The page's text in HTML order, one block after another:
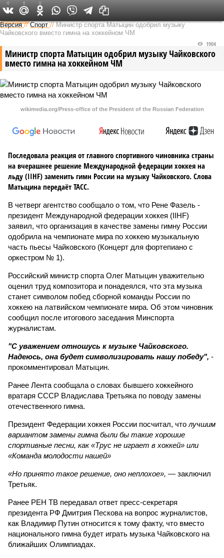
Федеральный выпуск
Версия //Спорт //Министр спорта Матыцин одобрил музыку
Чайковского вместо гимна на хоккейном ЧМ
Министр спорта Матыцин одобрил музыку Чайковского
вместо гимна на хоккейном ЧМ
1904
wikimedia.org/Press-office of the President of the Russian Federation
Последовала реакция от главного спортивного чиновника страны
на вчерашнее решение Международной федерации хоккея на
льду (IIHF) заменить гимн России на музыку Чайковского. Слова
Матыцина передаёт ТАСС.
В четверг агентство сообщало о том, что Рене Фазель -
президент Международной федерации хоккея (IIHF)
заявил, что организация в качестве замены гимну России
одобрила на чемпионате мира по хоккею музыкальную
часть пьесы Чайковского (Концерт для фортепиано с
оркестром № 1).
Российский министр спорта Олег Матыцин уважительно
оценил труд композитора и понадеялся, что эта музыка
станет символом побед сборной команды России по
хоккею на латвийском чемпионате мира. Об этом чиновник
сообщил после итогового заседания Минспорта
журналистам.
"С уважением отношусь к музыке Чайковского.
Надеюсь, она будет символизировать нашу победу", -
прокомментировал Матыцин.
Ранее Лента сообщала о словах бывшего хоккейного
вратаря СССР Владислава Третьяка по поводу замены
отечественного гимна.
Президент Федерации хоккея России посчитал, что лучшим
вариантом замены гимна были бы такие хорошие
спортивные песни, как «Трус не играет в хоккей» или
«Команда молодости нашей»
«Но принято такое решение, оно неплохое», — заключил
Третьяк.
Ранее РЕН ТВ передавал ответ пресс-секретаря
президента РФ Дмитрия Пескова на вопрос журналистов,
как Владимир Путин относится к тому факту, что вместо
национального гимна будет играть музыка Чайковского на
ближайших Олимпиадах.
0 0 0